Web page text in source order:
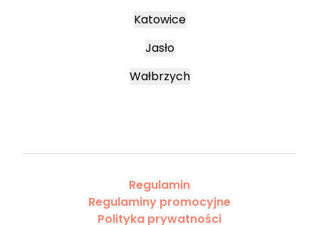
Katowice
Jasło
Wałbrzych
Regulamin
Regulaminy promocyjne
Polityka prywatności